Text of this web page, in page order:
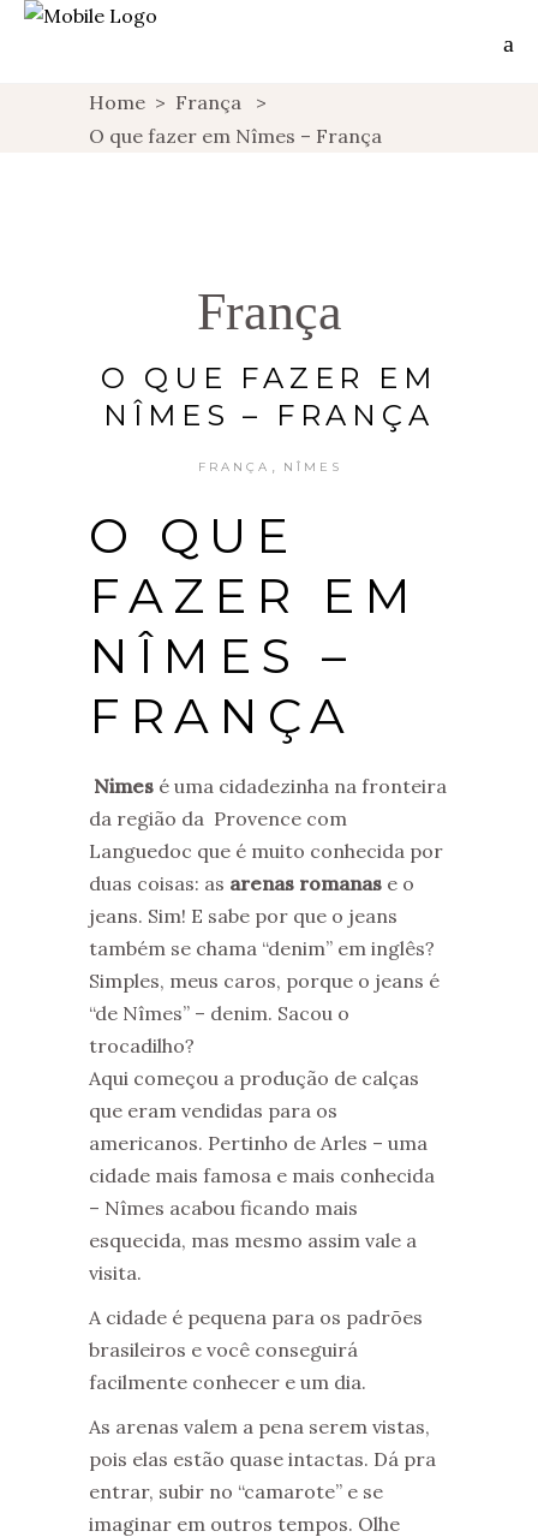
Home > França
>
O que fazer em Nîmes – França
França
O QUE FAZER EM
NÎMES – FRANÇA
FRANÇA NÎMES
O QUE
FAZER EM
NÎMES –
FRANÇA
Nimes é uma cidadezinha na fronteira
da região da Provence com
Languedoc que é muito conhecida por
duas coisas: as arenas romanas e o
jeans. Sim! E sabe por que o jeans
também se chama “denim” em inglês?
Simples, meus caros, porque o jeans é
“de Nîmes” – denim. Sacou o
trocadilho?
Aqui começou a produção de calças
que eram vendidas para os
americanos. Pertinho de Arles – uma
cidade mais famosa e mais conhecida
– Nîmes acabou ficando mais
esquecida, mas mesmo assim vale a
visita.
A cidade é pequena para os padrões
brasileiros e você conseguirá
facilmente conhecer e um dia.
As arenas valem a pena serem vistas,
pois elas estão quase intactas. Dá pra
entrar, subir no “camarote” e se
imaginar em outros tempos. Olhe